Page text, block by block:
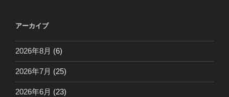
アーカイブ
2026年8月 (6)
2026年7月 (25)
2026年6月 (23)